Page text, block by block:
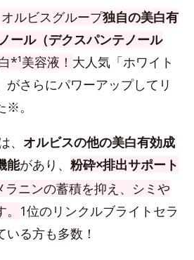
ルビスグループ独自の美白有
ール（デクスパンテノール
*¹美容液！ 大人気「ホワイト
がさらにパワーアップしてリ
※。
オルビスの他の美白有効成
能があり、 粉砕×排出サポート
ラニンの蓄積を抑え、シミや
1位のリンクルブライトセラ
る方も多数！